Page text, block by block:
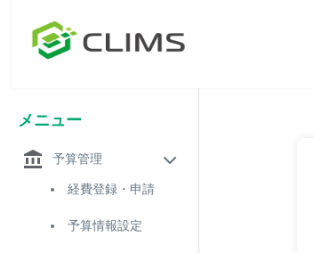
メニュー
予算管理
経費登録・申請
予算情報設定